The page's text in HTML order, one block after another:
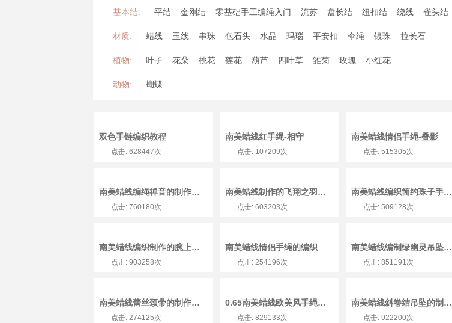
基本结: 平结 金刚结 零基础手工编绳入门 流苏 盘长结 纽扣结 绕线 雀头结
材质: 蜡线 玉线 串珠 包石头 水晶 玛瑙 平安扣 伞绳 银珠 拉长石
植物: 叶子 花朵 桃花 莲花 葫芦 四叶草 雏菊 玫瑰 小红花
动物: 蝴蝶
双色手链编织教程
点击: 628447次
南美蜡线红手绳-相守
点击: 107209次
南美蜡线情侣手绳-叠影
点击: 515305次
南美蜡线编绳禅音的制作方法
点击: 760180次
南美蜡线制作的飞翔之羽项链教程
点击: 603203次
南美蜡线编织简约珠子手链的详细教程
点击: 509128次
南美蜡线编织制作的腕上青藤手链教程
点击: 903258次
南美蜡线情侣手绳的编织
点击: 254196次
南美蜡线编制绿幽灵吊坠的方法
点击: 851191次
南美蜡线蕾丝颈带的制作方法
点击: 274125次
0.65南美蜡线欧美风手绳的编织教程
点击: 829133次
南美蜡线斜卷结吊坠的制作方法
点击: 922200次